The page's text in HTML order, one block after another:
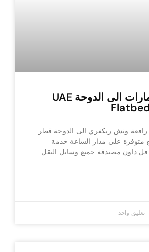
سطحة الامارات الى الدوحة UAE
ونش ريكفري الى الدوحة قطر
متوفرة على مدار الساعة خدمة
داون مصندقة جميع وساىل النقل
تعليق واحد